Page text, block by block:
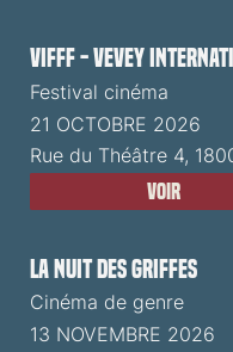
VIFFF - Vevey
Festival cinéma
21 OCTOBRE 2026
Rue du Théâtre 4,
Voir
La Nuit des Griffes
Cinéma de genre
13 NOVEMBRE 2026